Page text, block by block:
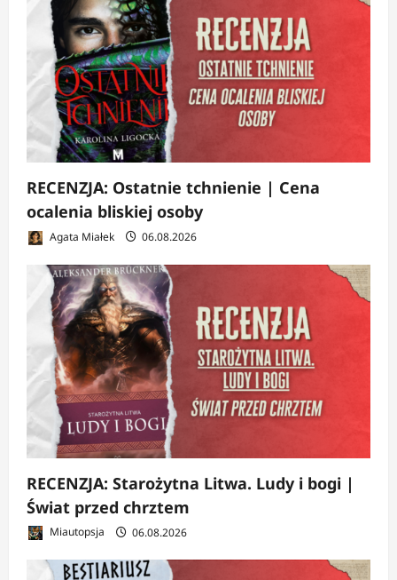
RECENZJA: Ostatnie tchnienie | Cena
ocalenia bliskiej osoby
Agata Miałek 06.08.2026
RECENZJA: Starożytna Litwa. Ludy i bogi |
Świat przed chrztem
Miautopsja 06.08.2026